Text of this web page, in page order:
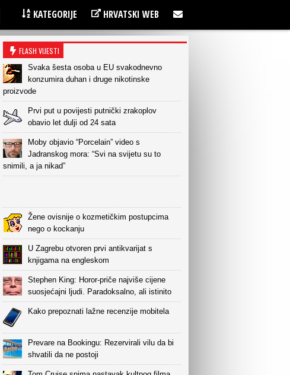
KATEGORIJE HRVATSKI WEB
FLASH VIJESTI
Svaka šesta osoba u EU svakodnevno
konzumira duhan i druge nikotinske
proizvode
Prvi put u povijesti putnički zrakoplov
obavio let dulji od 24 sata
Moby objavio “Porcelain” video s
Jadranskog mora: “Svi na svijetu su to
snimili, a ja nikad”
Žene ovisnije o kozmetičkim postupcima
nego o kockanju
U Zagrebu otvoren prvi antikvarijat s
knjigama na engleskom
Stephen King: Horor-priče najviše cijene
suosjećajni ljudi. Paradoksalno, ali istinito
Kako prepoznati lažne recenzije mobitela
Prevare na Bookingu: Rezervirali vilu da bi
shvatili da ne postoji